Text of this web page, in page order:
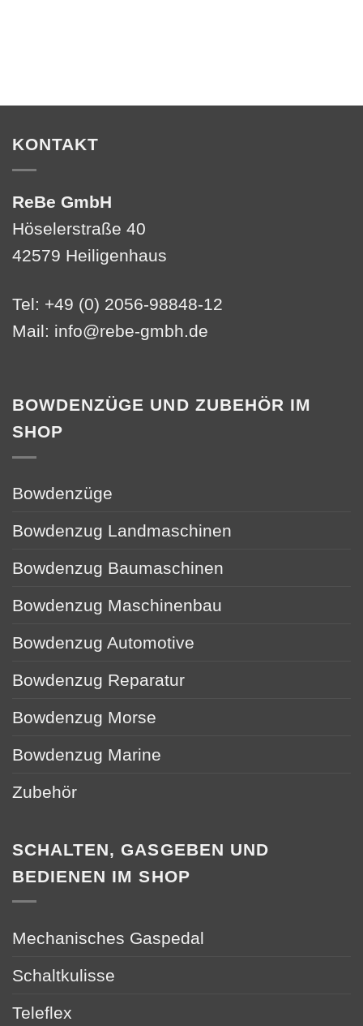
KONTAKT
ReBe GmbH
Höselerstraße 40
42579 Heiligenhaus
Tel: +49 (0) 2056-98848-12
Mail: info@rebe-gmbh.de
BOWDENZÜGE UND ZUBEHÖR IM
SHOP
Bowdenzüge
Bowdenzug Landmaschinen
Bowdenzug Baumaschinen
Bowdenzug Maschinenbau
Bowdenzug Automotive
Bowdenzug Reparatur
Bowdenzug Morse
Bowdenzug Marine
Zubehör
SCHALTEN, GASGEBEN UND
BEDIENEN IM SHOP
Mechanisches Gaspedal
Schaltkulisse
Teleflex